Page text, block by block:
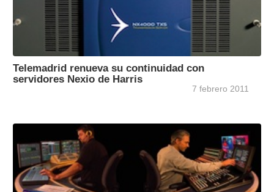
Telemadrid renueva su continuidad con
servidores Nexio de Harris
7 febrero 2011